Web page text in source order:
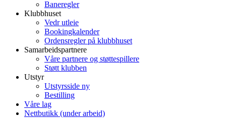
Baneregler
Klubbhuset
Vedr utleie
Bookingkalender
Ordensregler på klubbhuset
Samarbeidspartnere
Våre partnere og støttespillere
Støtt klubben
Utstyr
Utstyrsside ny
Bestilling
Våre lag
Nettbutikk (under arbeid)